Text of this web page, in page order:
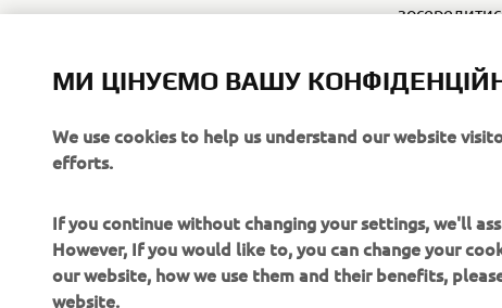
МИ ЦІНУЄМО ВАШУ
We use cookies to help us understand our website
efforts.
If you continue without changing your settings, we'll
However, If you would like to, you can change your
our website, how we use them and their benefits,
website.